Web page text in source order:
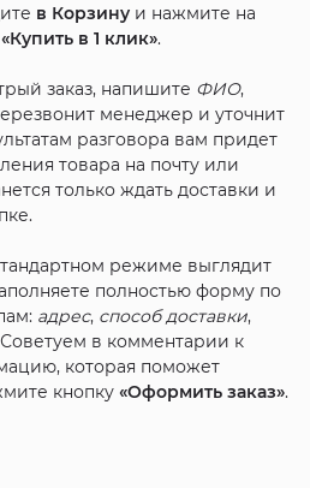
в Корзинуи нажмите на
«Купить в 1 клик».
заказ, напишите ФИО,
менеджер и уточнит
разговора вам придет
товара на почту или
только ждать доставки и
режиме выглядит
полностью форму по
адрес, способ доставки,
в комментарии к
которая поможет
кнопку «Оформить заказ».